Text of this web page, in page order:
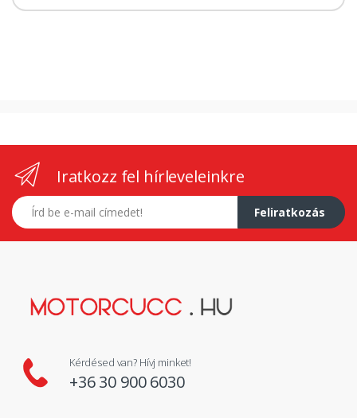
Iratkozz fel hírleveleinkre
E-mail címed
Feliratkozás
Kérdésed van? Hívj minket!
+36 30 900 6030